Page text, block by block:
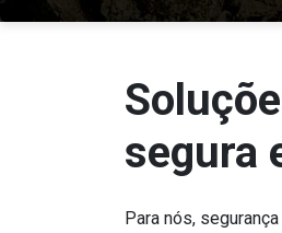
segura
Para nós,